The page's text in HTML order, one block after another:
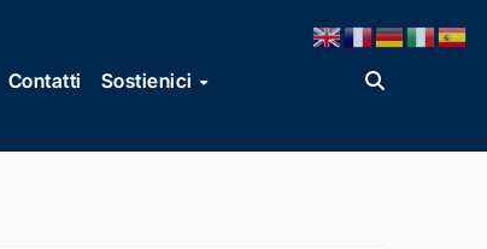
Contatti Sostienici